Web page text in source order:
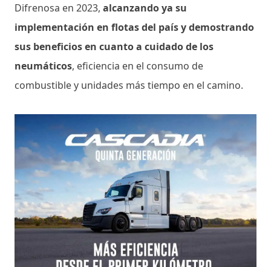
Difrenosa en 2023, alcanzando ya su
implementación en flotas del país y demostrando
sus beneficios en cuanto a cuidado de los
neumáticos, eficiencia en el consumo de
combustible y unidades más tiempo en el camino.